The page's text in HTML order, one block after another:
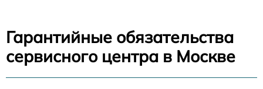
Гарантийные обязательства
сервисного центра в Москве